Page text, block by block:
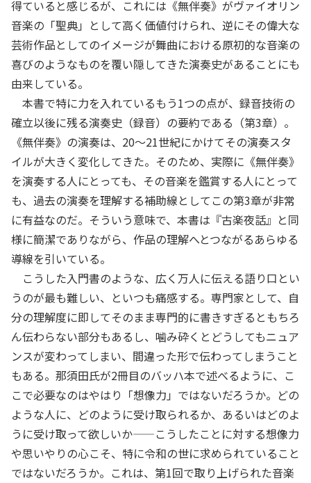
得ていると感じるが、これには《無伴奏》がヴァイオリン
音楽の「聖典」として高く価値付けられ、逆にその偉大な
芸術作品としてのイメージが舞曲における原初的な音楽の
喜びのようなものを覆い隠してきた演奏史があることにも
由来している。
本書で特に力を入れているもう1つの点が、録音技術の
確立以後に残る演奏史（録音）の要約である（第3章）。
《無伴奏》の演奏は、20〜21世紀にかけてその演奏スタ
イルが大きく変化してきた。そのため、実際に《無伴奏》
を演奏する人にとっても、その音楽を鑑賞する人にとって
も、過去の演奏を理解する補助線としてこの第3章が非常
に有益なのだ。そういう意味で、本書は『古楽夜話』と同
様に簡潔でありながら、作品の理解へとつながるあらゆる
導線を引いている。
こうした入門書のような、広く万人に伝える語り口とい
うのが最も難しい、といつも痛感する。専門家として、自
分の理解度に即してそのまま専門的に書きすぎるともちろ
ん伝わらない部分もあるし、噛み砕くとどうしてもニュア
ンスが変わってしまい、間違った形で伝わってしまうこと
もある。那須田氏が2冊目のバッハ本で述べるように、こ
こで必要なのはやはり「想像力」ではないだろうか。どの
ような人に、どのように受け取られるか、あるいはどのよ
うに受け取って欲しいか——こうしたことに対する想像力
や思いやりの心こそ、特に令和の世に求められていること
ではないだろうか。これは、第1回で取り上げられた音楽